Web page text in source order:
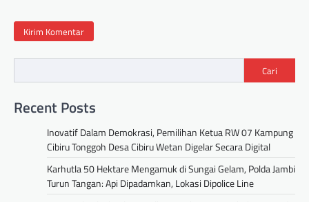
Cari
Recent Posts
Inovatif Dalam Demokrasi, Pemilihan Ketua RW 07 Kampung
Cibiru Tonggoh Desa Cibiru Wetan Digelar Secara Digital
Karhutla 50 Hektare Mengamuk di Sungai Gelam, Polda Jambi
Turun Tangan: Api Dipadamkan, Lokasi Dipolice Line